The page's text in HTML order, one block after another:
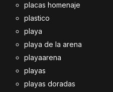
placas homenaje
plastico
playa
playa de la arena
playaarena
playas
playas doradas